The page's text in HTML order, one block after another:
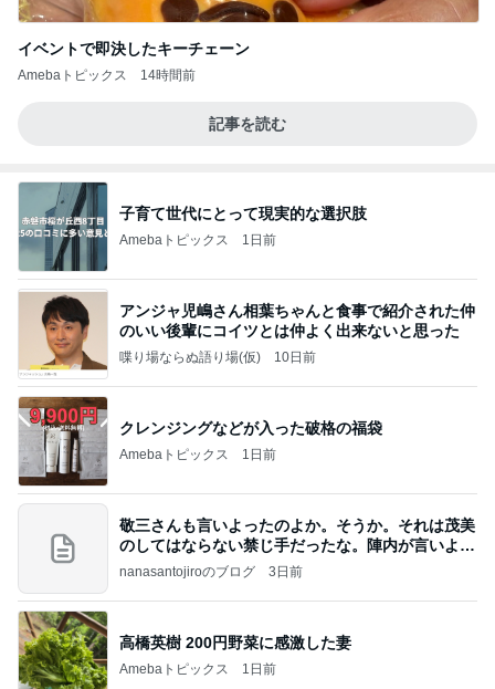
イベントで即決したキーチェーン
Amebaトピックス 14時間前
記事を読む
子育て世代にとって現実的な選択肢
Amebaトピックス 1日前
アンジャ児嶋さん相葉ちゃんと食事で紹介された仲
のいい後輩にコイツとは仲よく出来ないと思った
喋り場ならぬ語り場(仮) 10日前
クレンジングなどが入った破格の福袋
Amebaトピックス 1日前
敬三さんも言いよったのよか。そうか。それは茂美
のしてはならない禁じ手だったな。陣内が言いよる
のよ
nanasantojiroのブログ 3日前
高橋英樹 200円野菜に感激した妻
Amebaトピックス 1日前